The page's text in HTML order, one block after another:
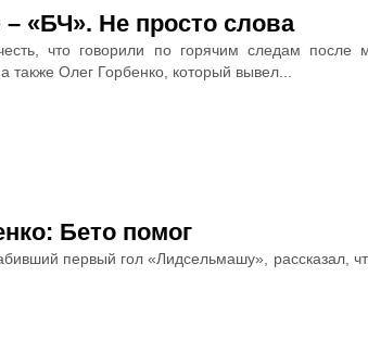
– «БЧ». Не просто слова
что говорили по горячим следам
также Олег Горбенко, который вывел...
Бето помог
первый гол «Лидсельмашу», рассказал,